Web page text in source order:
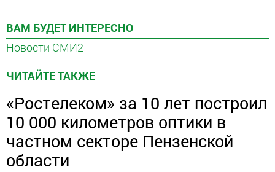
ВАМ БУДЕТ ИНТЕРЕСНО
Новости СМИ2
ЧИТАЙТЕ ТАКЖЕ
«Ростелеком» за 10 лет построил
10 000 километров оптики в
частном секторе Пензенской
области